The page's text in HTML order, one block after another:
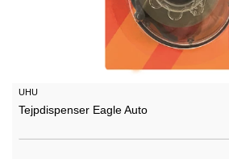
UHU
Tejpdispenser Eagle Auto